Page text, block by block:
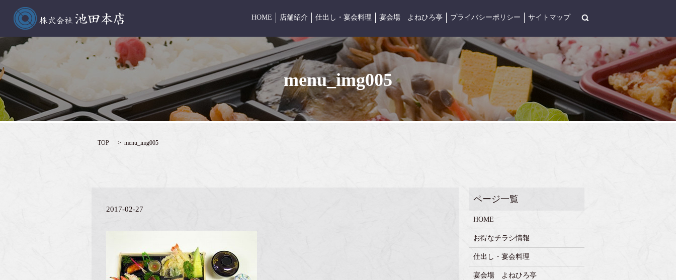
HOME 店舗紹介 仕出し・宴会料理 宴会場 よねひろ亭 プライバシーポリシー サイトマップ
menu_img005
TOP menu_img005
2017-02-27
HOME
お得なチラシ情報
仕出し・宴会料理
宴会場 よねひろ亭